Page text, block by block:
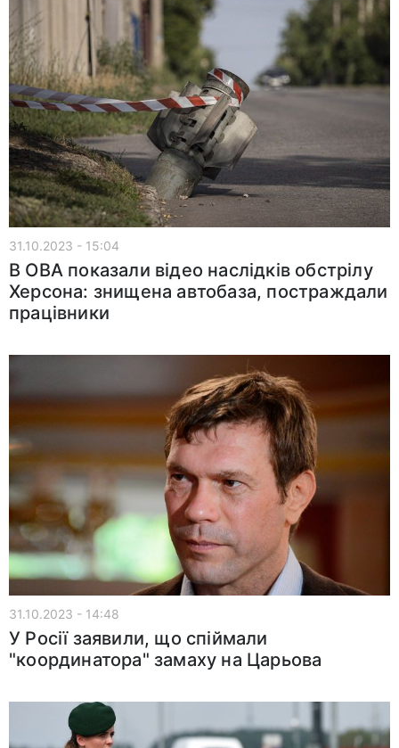
31.10.2023 - 15:04
В ОВА показали відео наслідків обстрілу
Херсона: знищена автобаза, постраждали
працівники
31.10.2023 - 14:48
У Росії заявили, що спіймали
"координатора" замаху на Царьова